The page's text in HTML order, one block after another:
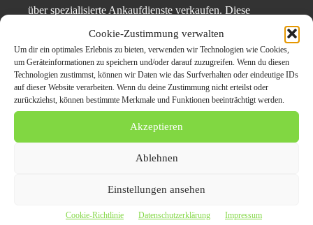
Cookie-Zustimmung verwalten
Um dir ein optimales Erlebnis zu bieten, verwenden wir Technologien wie Cookies,
um Geräteinformationen zu speichern und/oder darauf zuzugreifen. Wenn du diesen
Technologien zustimmst, können wir Daten wie das Surfverhalten oder eindeutige IDs
auf dieser Website verarbeiten. Wenn du deine Zustimmung nicht erteilst oder
zurückziehst, können bestimmte Merkmale und Funktionen beeinträchtigt werden.
Akzeptieren
Ablehnen
Einstellungen ansehen
Cookie-Richtlinie Datenschutzerklärung Impressum
über spezialisierte Ankaufdienste verkaufen. Diese
sondern auch unter Einbezug der Batterie.
Fallbeispiel: Recycling eines 8
Jahre alten E-Autos
und einer Restkapazität der Batterie von 70 % ist in
internationalen Markt kann es jedoch als Teileträger oder
für Second-Life-Nutzung noch 4.000–5.000 € erzielen.